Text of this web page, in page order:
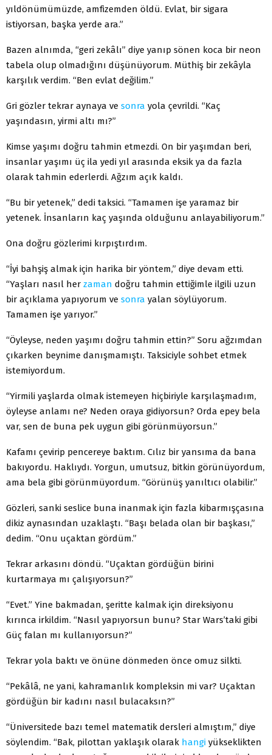
yıldönümümüzde, amfizemden öldü. Evlat, bir sigara
istiyorsan, başka yerde ara.”
Bazen alnımda, “geri zekâlı” diye yanıp sönen koca bir neon
tabela olup olmadığını düşünüyorum. Müthiş bir zekâyla
karşılık verdim. “Ben evlat değilim.”
Gri gözler tekrar aynaya ve sonra yola çevrildi. “Kaç
yaşındasın, yirmi altı mı?”
Kimse yaşımı doğru tahmin etmezdi. On bir yaşımdan beri,
insanlar yaşımı üç ila yedi yıl arasında eksik ya da fazla
olarak tahmin ederlerdi. Ağzım açık kaldı.
“Bu bir yetenek,” dedi taksici. “Tamamen işe yaramaz bir
yetenek. İnsanların kaç yaşında olduğunu anlayabiliyorum.”
Ona doğru gözlerimi kırpıştırdım.
“İyi bahşiş almak için harika bir yöntem,” diye devam etti.
“Yaşları nasıl her zaman doğru tahmin ettiğimle ilgili uzun
bir açıklama yapıyorum ve sonra yalan söylüyorum.
Tamamen işe yarıyor.”
“Öyleyse, neden yaşımı doğru tahmin ettin?” Soru ağzımdan
çıkarken beynime danışmamıştı. Taksiciyle sohbet etmek
istemiyordum.
“Yirmili yaşlarda olmak istemeyen hiçbiriyle karşılaşmadım,
öyleyse anlamı ne? Neden oraya gidiyorsun? Orda epey bela
var, sen de buna pek uygun gibi görünmüyorsun.”
Kafamı çevirip pencereye baktım. Cılız bir yansıma da bana
bakıyordu. Haklıydı. Yorgun, umutsuz, bitkin görünüyordum,
ama bela gibi görünmüyordum. “Görünüş yanıltıcı olabilir.”
Gözleri, sanki seslice buna inanmak için fazla kibarmışçasına
dikiz aynasından uzaklaştı. “Başı belada olan bir başkası,”
dedim. “Onu uçaktan gördüm.”
Tekrar arkasını döndü. “Uçaktan gördüğün birini
kurtarmaya mı çalışıyorsun?”
“Evet.” Yine bakmadan, şeritte kalmak için direksiyonu
kırınca irkildim. “Nasıl yapıyorsun bunu? Star Wars’taki gibi
Güç falan mı kullanıyorsun?”
Tekrar yola baktı ve önüne dönmeden önce omuz silkti.
“Pekâlâ, ne yani, kahramanlık kompleksin mi var? Uçaktan
gördüğün bir kadını nasıl bulacaksın?”
“Üniversitede bazı temel matematik dersleri almıştım,” diye
söylendim. “Bak, pilottan yaklaşık olarak hangi yükseklikten